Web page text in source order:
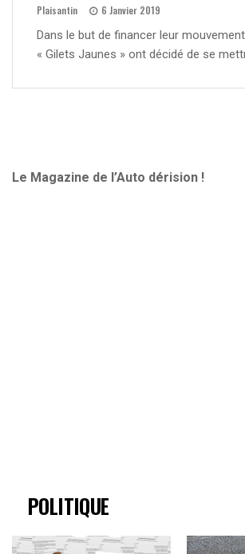
Plaisantin 6 Janvier 2019
Dans le but de financer leur
« Gilets Jaunes » ont décidé de se
Le Magazine de l’Auto dérision !
POLITIQUE